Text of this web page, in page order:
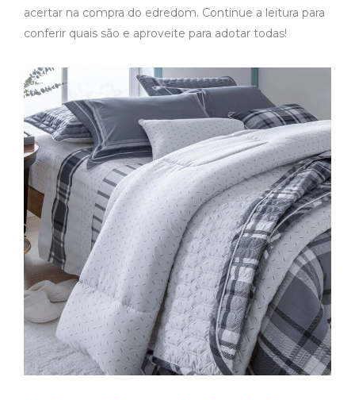
acertar na compra do edredom. Continue a leitura para
conferir quais são e aproveite para adotar todas!